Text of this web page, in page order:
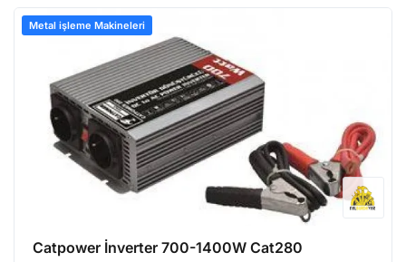
Metal işleme Makineleri
Catpower İnverter 700-1400W Cat280